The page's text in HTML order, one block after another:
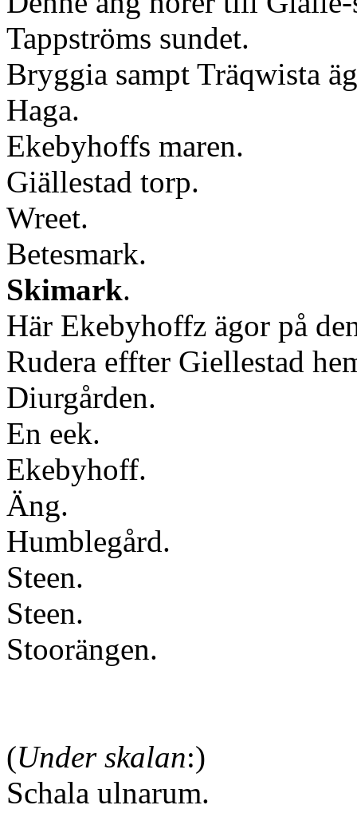
Tappströms sundet.
Bryggia sampt Träqwista
Haga.
Ekebyhoffs maren.
Giällestad torp.
Wreet.
Betesmark.
Skimark.
Här Ekebyhoffz ägor på
Rudera effter Giellestad
Diurgården.
En eek.
Ekebyhoff.
Äng.
Humblegård.
Steen.
Steen.
Stoorängen.
(Under skalan:)
Schala ulnarum.